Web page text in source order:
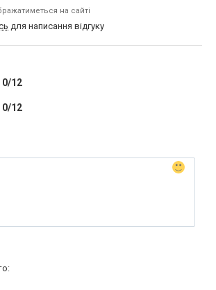
на сайті
для написання відгуку
0/12
0/12